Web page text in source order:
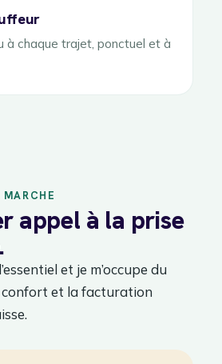
à chaque trajet, ponctuel et à
appel à la prise
et je m’occupe du
confort et la facturation